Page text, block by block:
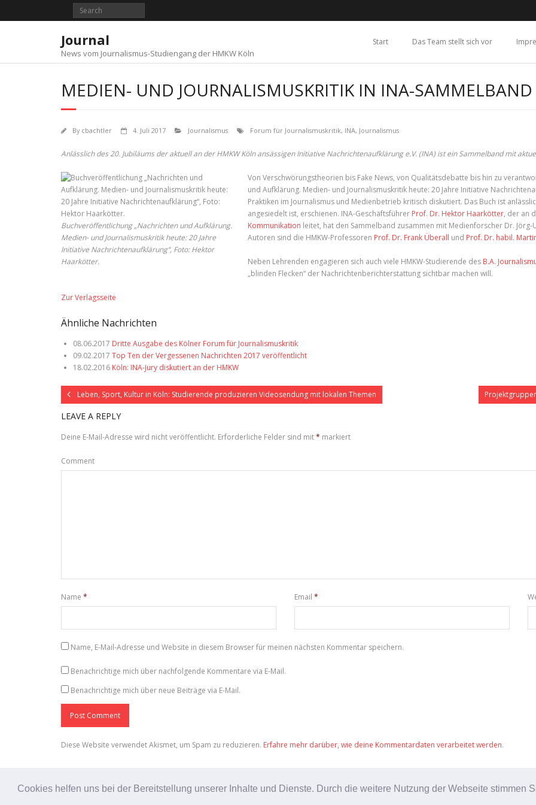
Cookies helfen uns bei der Bereitstellung unserer Inhalte und Dienste. Durch die weitere Nutzung der Webseite stimmen
Journal
News vom Journalismus-Studiengang der HMKW Köln
Start Das Team stellt sich vor
MEDIEN- UND JOURNALISMUSKRITIK IN INA-SAMMELBAND
By cbachtler 4. Juli 2017 Journalismus Forum für Journalismuskritik, INA, Journalismus
Anlässlich des 20. Jubiläums der aktuell an der HMKW Köln ansässigen Initiative Nachrichtenaufklärung e.V. (INA) ist ein Sammelband mit
Buchveröffentlichung „Nachrichten und Aufklärung.
Medien- und Journalismuskritik heute: 20 Jahre
Initiative Nachrichtenaufklärung“, Foto: Hektor
Haarkötter.
Von Verschwörungstheorien bis Fake News, von Qualitätsdebatte bis hin zu
und Aufklärung. Medien- und Journalismuskritik heute: 20 Jahre Initiative
Praktiken im Journalismus und Medienbetrieb kritisch diskutiert. Das Buch ist
angesiedelt ist, erschienen. INA-Geschäftsführer Prof. Dr. Hektor Haarkötter, der an
Kommunikation leitet, hat den Sammelband zusammen mit Medienforscher Dr.
Autoren sind die HMKW-Professoren Prof. Dr. Frank Überall und Prof. Dr. habil.
Neben Lehrenden engagieren sich auch viele HMKW-Studierende des B.A.
„blinden Flecken“ der Nachrichtenberichterstattung sichtbar machen will.
Zur Verlagsseite
Ähnliche Nachrichten
08.06.2017 Dritte Ausgabe des Kölner Forum für Journalismuskritik
09.02.2017 Top Ten der Vergessenen Nachrichten 2017 veröffentlicht
18.02.2016 Köln: INA-Jury diskutiert an der HMKW
Leben, Sport, Kultur in Köln: Studierende produzieren Videosendung mit lokalen Themen
LEAVE A REPLY
Deine E-Mail-Adresse wird nicht veröffentlicht. Erforderliche Felder sind mit* markiert
Comment
Name * Email *
Name, E-Mail-Adresse und Website in diesem Browser für meinen nächsten Kommentar speichern.
Benachrichtige mich über nachfolgende Kommentare via E-Mail.
Benachrichtige mich über neue Beiträge via E-Mail.
Diese Website verwendet Akismet, um Spam zu reduzieren. Erfahre mehr darüber, wie deine Kommentardaten verarbeitet werden.
. Powered by